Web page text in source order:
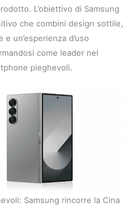
L’obiettivo di Samsung
che combini design sottile,
un’esperienza d’uso
come leader nel
pieghevoli.
Samsung rincorre la Cina